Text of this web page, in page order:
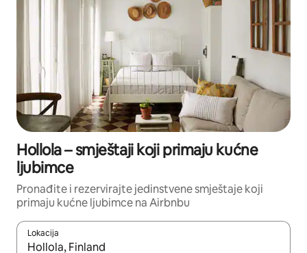
Hollola – smještaji koji primaju kućne
ljubimce
Pronađite i rezervirajte jedinstvene smještaje koji
primaju kućne ljubimce na Airbnbu
Lokacija
Kada budu dostupni rezultati, moći ćete ih pregledati